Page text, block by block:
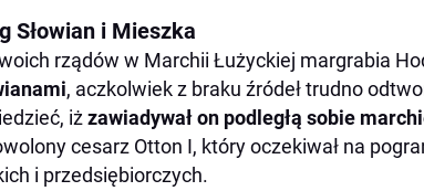
Słowian i Mieszka
rządów w Marchii Łużyckiej margrabia
, aczkolwiek z braku źródeł trudno
iżzawiadywał on podległą sobie
cesarz Otton I, który oczekiwał na
i przedsiębiorczych.